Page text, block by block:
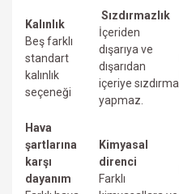
Kalınlık
Beş farklı
standart
kalınlık
seçeneği
Sızdırmazlık
İçeriden
dışarıya ve
dışarıdan
içeriye sızdırma
yapmaz.
Hava
şartlarına
karşı
dayanım
Kimyasal
direnci
Farklı